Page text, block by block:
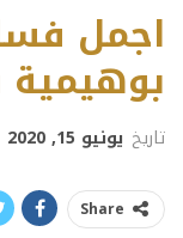
اجمل
بوهيمية
تاريخ يونيو 15, 2020
Share